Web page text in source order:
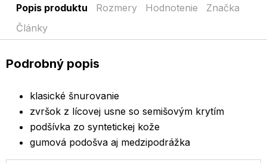
Popis produktu Rozmery Hodnotenie
Značka
Články
Podrobný popis
klasické šnurovanie
zvršok z lícovej usne so semišovým krytím
podšívka zo syntetickej kože
gumová podošva aj medzipodrážka